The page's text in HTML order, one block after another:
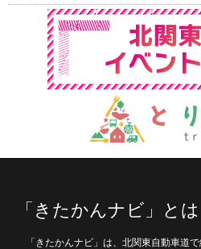
「きたかんナビ」とは
「きたかんナビ」は、北関東自動車道